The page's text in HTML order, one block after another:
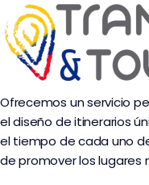
Ofrecemos un servicio
el diseño de itinerarios
el tiempo de cada uno
de promover los lugares